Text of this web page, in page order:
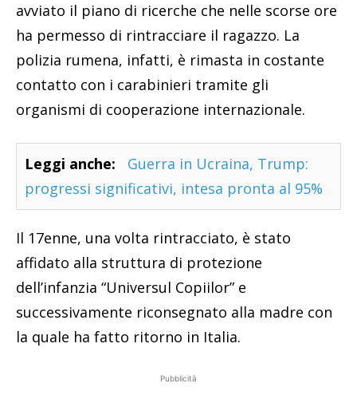
avviato il piano di ricerche che nelle scorse ore
ha permesso di rintracciare il ragazzo. La
polizia rumena, infatti, è rimasta in costante
contatto con i carabinieri tramite gli
organismi di cooperazione internazionale.
Leggi anche:
Guerra in Ucraina, Trump:
progressi significativi, intesa pronta al 95%
Il 17enne, una volta rintracciato, è stato
affidato alla struttura di protezione
dell’infanzia “Universul Copiilor” e
successivamente riconsegnato alla madre con
la quale ha fatto ritorno in Italia.
Pubblicità